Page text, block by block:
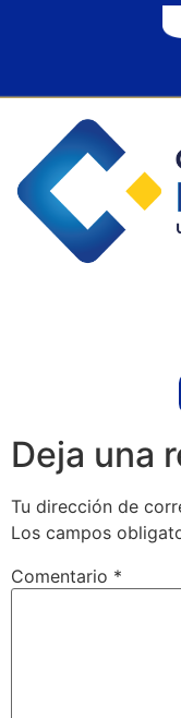
Deja una
Tu dirección de
Los campos
Comentario *